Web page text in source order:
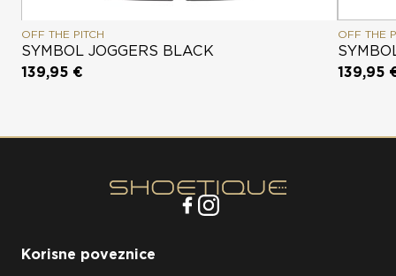
OFF THE PITCH
SYMBOL JOGGERS BLACK
139,95 €
OFF THE
139,95
Korisne poveznice